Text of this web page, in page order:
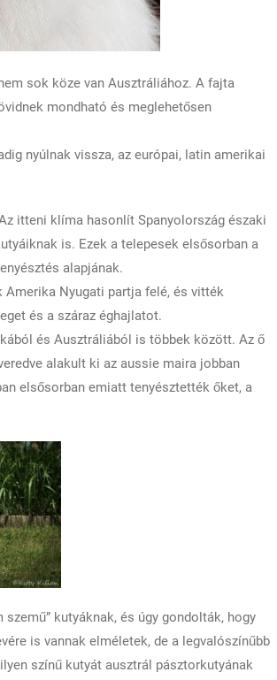
sok köze van Ausztráliához. A fajta
mondható és meglehetősen
nyúlnak vissza, az európai, latin amerikai
itteni klíma hasonlít Spanyolország északi
is. Ezek a telepesek elsősorban a
alapjának.
Amerika Nyugati partja felé, és vitték
és a száraz éghajlatot.
és Ausztráliából is többek között. Az ő
alakult ki az aussie maira jobban
elsősorban emiatt tenyésztették őket, a
kutyáknak, és úgy gondolták, hogy
is vannak elméletek, de a legvalószínűbb
színű kutyát ausztrál pásztorkutyának